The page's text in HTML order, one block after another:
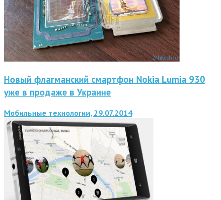
Новый флагманский смартфон Nokia Lumia 930
уже в продаже в Украине
Мобильные технологии, 29.07.2014